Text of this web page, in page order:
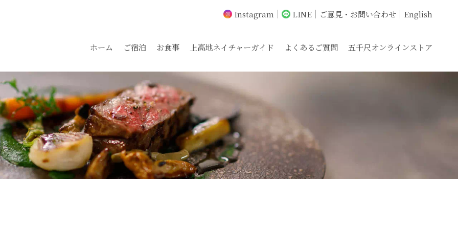
Instagram LINE ご意見・お問い合わせ English
ホーム ご宿泊 お食事 上高地ネイチャーガイド よくあるご質問 五千尺オンラインストア